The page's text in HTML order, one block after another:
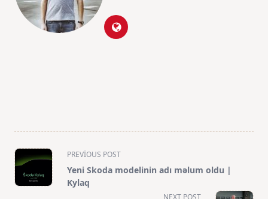
PREVIOUS POST
Yeni Skoda modelinin adı məlum oldu |
Kylaq
NEXT POST